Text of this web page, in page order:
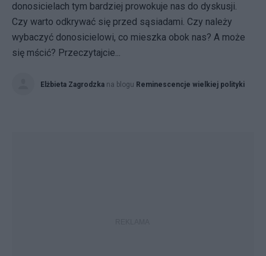
donosicielach tym bardziej prowokuje nas do dyskusji.
Czy warto odkrywać się przed sąsiadami. Czy należy
wybaczyć donosicielowi, co mieszka obok nas? A może
się mścić? Przeczytajcie...
Elżbieta Zagrodzka na blogu Reminescencje wielkiej polityki